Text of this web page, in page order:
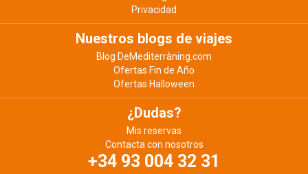
Privacidad
Nuestros blogs de viajes
Blog DeMediterràning.com
Ofertas Fin de Año
Ofertas Halloween
¿Dudas?
Mis reservas
Contacta con nosotros
+34 93 004 32 31